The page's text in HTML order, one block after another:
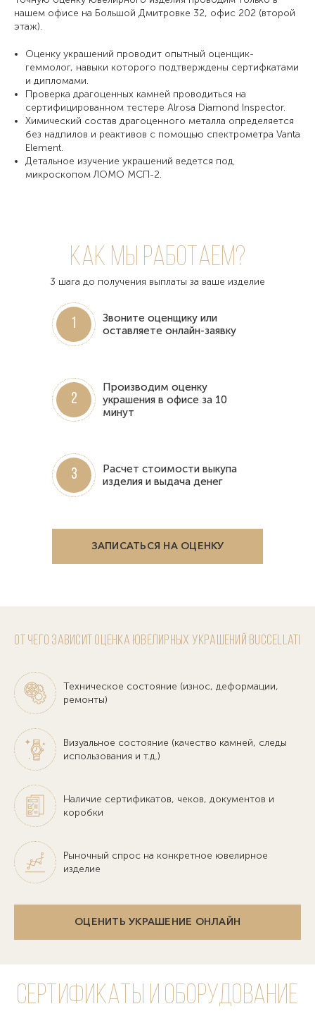
нашем офисе на Большой Дмитровке 32, офис 202 (второй
этаж).
Оценку украшений проводит опытный оценщик-
геммолог, навыки которого подтверждены сертифкатами
и дипломами.
Проверка драгоценных камней проводиться на
сертифицированном тестере Alrosa Diamond Inspector.
Химический состав драгоценного металла определяется
без надпилов и реактивов с помощью спектрометра Vanta
Element.
Детальное изучение украшений ведется под
микроскопом ЛОМО МСП-2.
Как мы работаем?
3 шага до получения выплаты за ваше изделие
1
Звоните оценщику или
оставляете онлайн-заявку
2
Производим оценку
украшения в офисе за 10
минут
3
Расчет стоимости выкупа
изделия и выдача денег
ЗАПИСАТЬСЯ НА ОЦЕНКУ
От чего зависит оценка ювелирных украшений Buccellati
Техническое состояние (износ, деформации,
ремонты)
Визуальное состояние (качество камней, следы
использования и т.д.)
Наличие сертификатов, чеков, документов и
коробки
Рыночный спрос на конкретное ювелирное
изделие
ОЦЕНИТЬ УКРАШЕНИЕ ОНЛАЙН
Сертификаты и оборудование